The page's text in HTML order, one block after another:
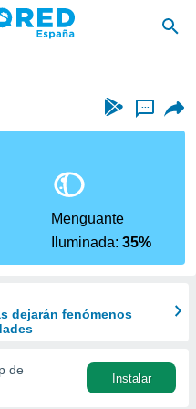
...
Menguante
Iluminada:35%
dejarán fenómenos
de
Instalar